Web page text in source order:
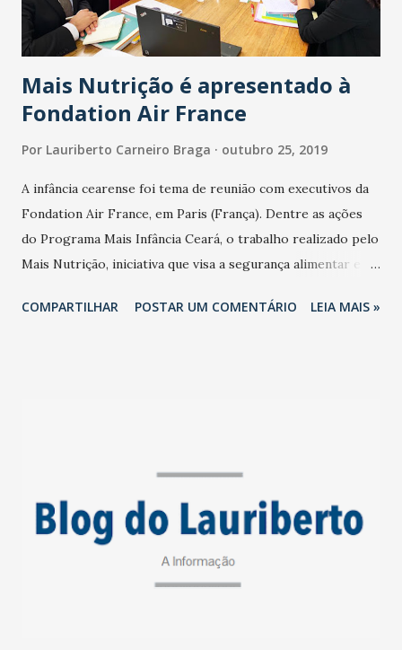
Forrozão Tropykalia; além de Zezo, Vicente Nery, Aduílio
Mendes, Tony Guerra e Mel Rios. Já dá pra...
Mais Nutrição é apresentado à
Fondation Air France
Por Lauriberto Carneiro Braga outubro 25, 2019
A infância cearense foi tema de reunião com executivos da
Fondation Air France, em Paris (França). Dentre as ações
do Programa Mais Infância Ceará, o trabalho realizado pelo
Mais Nutrição, iniciativa que visa a segurança alimentar e
Fortaleza, Caucaia e Maracanaú, foi destacado pela
funcionamento da fábrica instalada na Central de
Abastecimento do Ceará (Ceasa-CE). "Nasce uma parceria
importante com a Fondation Air France, na execução do
programa que atende as crianças cearenses. O Estado
COMPARTILHAR POSTAR UM COMENTÁRIO LEIA MAIS »